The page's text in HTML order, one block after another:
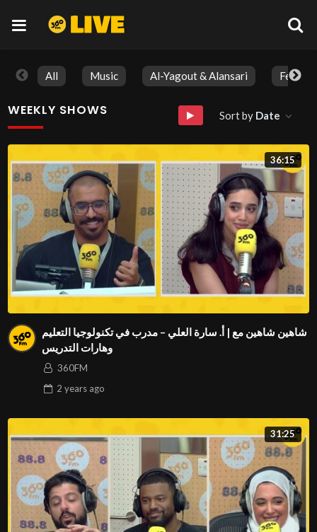
All Music Al-Yagout & Alansari
WEEKLY SHOWS Sort by Date
36:15
شاهين شاهين مع | أ. سارة العلي – مدرب في تكنولوجيا التعليم
وهارات التدريس
360FM
2 yearsago
31:25